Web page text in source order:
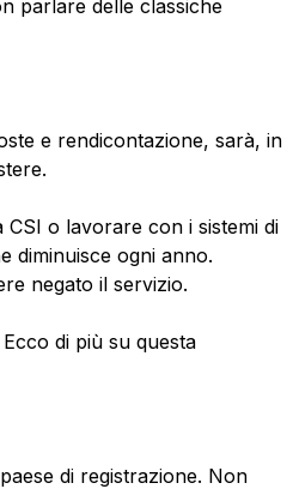
parlare delle classiche
e rendicontazione, sarà, in
o lavorare con i sistemi di
diminuisce ogni anno.
negato il servizio.
di più su questa
di registrazione. Non